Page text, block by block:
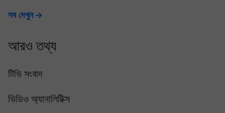
সব দেখুন
আরও তথ্য
টিভি সংবাদ
ভিডিও অ্যানালিটিক্স